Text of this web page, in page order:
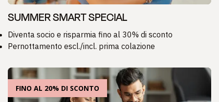
SUMMER SMART SPECIAL
Diventa socio e risparmia fino al 30% di sconto
Pernottamento escl./incl. prima colazione
FINO AL 20% DI SCONTO